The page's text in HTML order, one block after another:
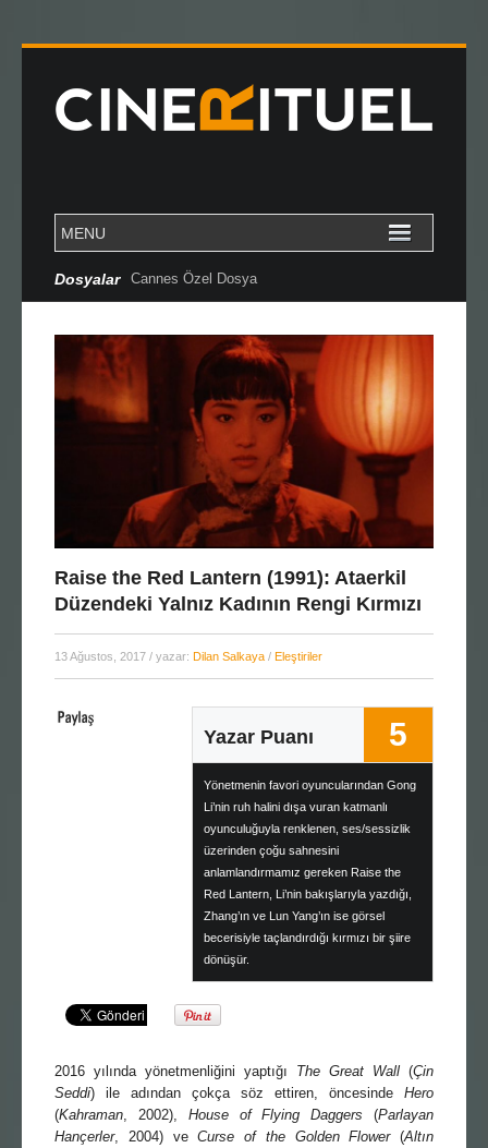
Dosyalar Cannes Özel Dosya
Raise the Red Lantern (1991): Ataerkil
Düzendeki Yalnız Kadının Rengi Kırmızı
13 Ağustos, 2017 / yazar: Dilan Salkaya / Eleştiriler
Yazar Puanı 5
Yönetmenin favori oyuncularından Gong
Li’nin ruh halini dışa vuran katmanlı
oyunculuğuyla renklenen, ses/sessizlik
üzerinden çoğu sahnesini
anlamlandırmamız gereken Raise the
Red Lantern, Li’nin bakışlarıyla yazdığı,
Zhang’ın ve Lun Yang’ın ise görsel
becerisiyle taçlandırdığı kırmızı bir şiire
dönüşür.
2016 yılında yönetmenliğini yaptığı The Great Wall (Çin
Seddi) ile adından çokça söz ettiren, öncesinde Hero
(Kahraman , 2002), House of Flying Daggers (Parlayan
Hançerler, 2004) veCurse of the Golden Flower(Altın